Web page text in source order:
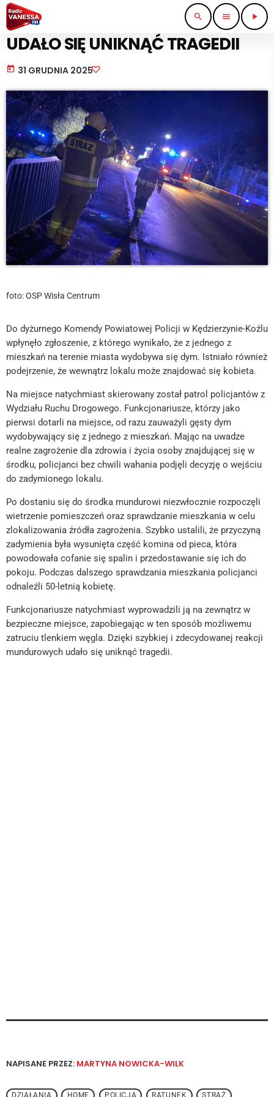
search menu play_arrow
STRAŻ I POLICJA
UDAŁO SIĘ UNIKNĄĆ TRAGEDII
today 31 GRUDNIA 2025
foto: OSP Wisła Centrum
Do dyżurnego Komendy Powiatowej Policji w Kędzierzynie-Koźlu
wpłynęło zgłoszenie, z którego wynikało, że z jednego z
mieszkań na terenie miasta wydobywa się dym. Istniało również
podejrzenie, że wewnątrz lokalu może znajdować się kobieta.
Na miejsce natychmiast skierowany został patrol policjantów z
Wydziału Ruchu Drogowego. Funkcjonariusze, którzy jako
pierwsi dotarli na miejsce, od razu zauważyli gęsty dym
wydobywający się z jednego z mieszkań. Mając na uwadze
realne zagrożenie dla zdrowia i życia osoby znajdującej się w
środku, policjanci bez chwili wahania podjęli decyzję o wejściu
do zadymionego lokalu.
Po dostaniu się do środka mundurowi niezwłocznie rozpoczęli
wietrzenie pomieszczeń oraz sprawdzanie mieszkania w celu
zlokalizowania źródła zagrożenia. Szybko ustalili, że przyczyną
zadymienia była wysunięta część komina od pieca, która
powodowała cofanie się spalin i przedostawanie się ich do
pokoju. Podczas dalszego sprawdzania mieszkania policjanci
odnaleźli 50-letnią kobietę.
Funkcjonariusze natychmiast wyprowadzili ją na zewnątrz w
bezpieczne miejsce, zapobiegając w ten sposób możliwemu
zatruciu tlenkiem węgla. Dzięki szybkiej i zdecydowanej reakcji
mundurowych udało się uniknąć tragedii.
NAPISANE PRZEZ: MARTYNA NOWICKA-WILK
DZIAŁANIA HOME POLICJA RATUNEK STRAŻ